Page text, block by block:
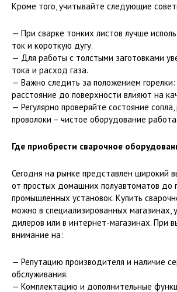
Кроме того, учитывайте следующие
— При сварке тонких листов лучше
ток и короткую дугу.
— Для работы с толстыми заготовками
тока и расход газа.
— Важно следить за положением горелки:
расстояние до поверхности влияют на
— Регулярно проверяйте состояние сопла,
проволоки – чистое оборудование
Где приобрести сварочное
Сегодня на рынке представлен широкий
от простых домашних полуавтоматов до
промышленных установок. Купить
можно в специализированных магазинах,
дилеров или в интернет-магазинах. При
внимание на:
— Репутацию производителя и наличие
обслуживания.
— Комплектацию и дополнительные